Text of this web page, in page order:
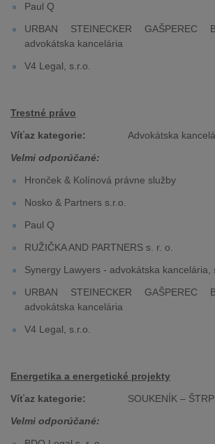
Paul Q
URBAN STEINECKER GAŠPEREC
advokátska kancelária
V4 Legal, s.r.o.
Trestné právo
Víťaz kategorie: Advokátska
Velmi odporúčané:
Hronček & Kolínová právne služby
Nosko & Partners s.r.o.
Paul Q
RUŽIČKA AND PARTNERS s. r. o.
Synergy Lawyers - advokátska kancelária,
URBAN STEINECKER GAŠPEREC
advokátska kancelária
V4 Legal, s.r.o.
Energetika a energetické projekty
Víťaz kategorie: SOUKENÍK –
Velmi odporúčané: